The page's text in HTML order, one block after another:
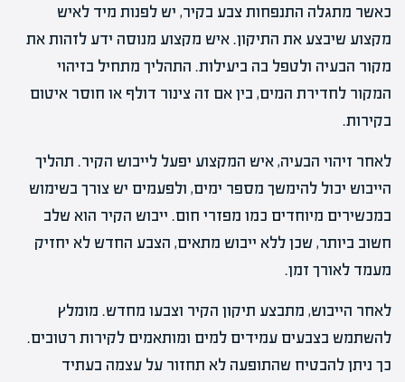
כאשר מתגלה התנפחות צבע בקיר, יש לפנות מיד לאיש
מקצוע שיבצע את התיקון. איש מקצוע מנוסה ידע לזהות את
מקור הבעיה ולטפל בה ביעילות. התהליך מתחיל בזיהוי
המקור לחדירת המים, בין אם זה צינור דולף או חוסר איטום
בקירות.
לאחר זיהוי הבעיה, איש המקצוע יפעל לייבוש הקיר. תהליך
הייבוש יכול להימשך מספר ימים, ולפעמים יש צורך בשימוש
במכשירים מיוחדים כמו מפזרי חום. ייבוש הקיר הוא שלב
חשוב ביותר, שכן ללא ייבוש מתאים, הצבע החדש לא יחזיק
מעמד לאורך זמן.
לאחר הייבוש, מתבצע תיקון הקיר וצבעו מחדש. מומלץ
להשתמש בצבעים עמידים למים ומותאמים לקירות רטובים.
כך ניתן להבטיח שהתופעה לא תחזור על עצמה בעתיד